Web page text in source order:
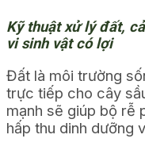
Kỹ thuật xử lý đất,
vi sinh vật có lợi
Đất là môi trường
trực tiếp cho cây
mạnh sẽ giúp bộ rễ
hấp thu dinh dưỡng